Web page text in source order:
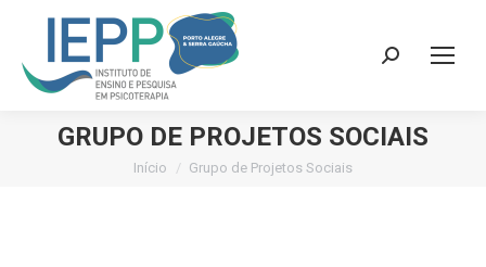
Search:
GRUPO DE PROJETOS SOCIAIS
Você está aqui:
Início Grupo de Projetos Sociais